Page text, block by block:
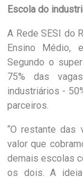
Escola do
A Rede SESI do
Ensino Médio,
Segundo o
75% das
industriários -
parceiros.
“O restante das
valor que
demais escolas
os dois. A